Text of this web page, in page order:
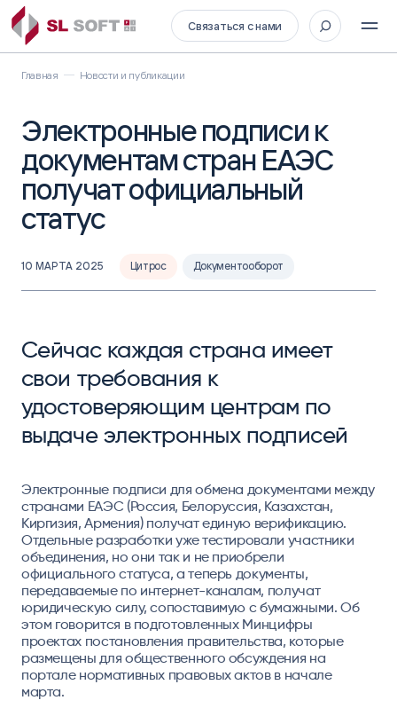
Связаться с нами
Главная Новости и публикации
Электронные подписи к
документам стран ЕАЭС
получат официальный
статус
10 МАРТА 2025 Цитрос Документооборот
Сейчас каждая страна имеет
свои требования к
удостоверяющим центрам по
выдаче электронных подписей
Электронные подписи для обмена документами между
странами ЕАЭС (Россия, Белоруссия, Казахстан,
Киргизия, Армения) получат единую верификацию.
Отдельные разработки уже тестировали участники
объединения, но они так и не приобрели
официального статуса, а теперь документы,
передаваемые по интернет-каналам, получат
юридическую силу, сопоставимую с бумажными. Об
этом говорится в подготовленных Минцифры
проектах постановления правительства, которые
размещены для общественного обсуждения на
портале нормативных правовых актов в начале
марта.